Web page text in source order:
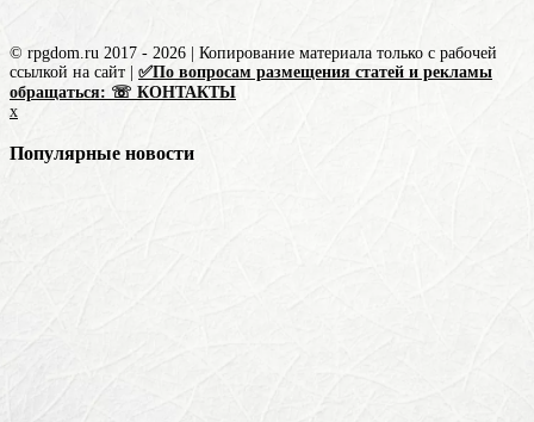
© rpgdom.ru 2017 - 2026 | Копирование материала только с рабочей
ссылкой на сайт | ✅По вопросам размещения статей и рекламы
обращаться: ☏ КОНТАКТЫ
x
Популярные новости